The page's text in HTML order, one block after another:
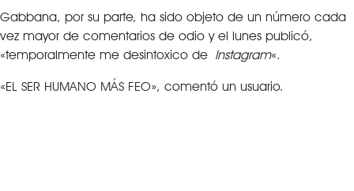
Gabbana, por su parte, ha sido objeto de un número cada
vez mayor de comentarios de odio y el lunes publicó,
«temporalmente me desintoxico de Instagram«.
«EL SER HUMANO MÁS FEO», comentó un usuario.